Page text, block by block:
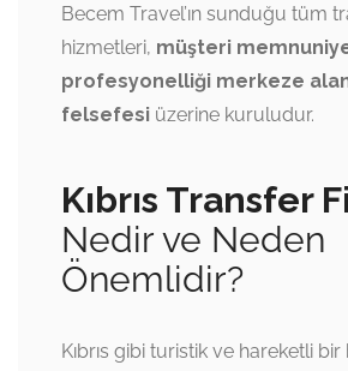
Becem Travel’ın sunduğu tüm
hizmetleri, müşteri
profesyonelliği merkeze
felsefesi üzerine kuruludur.
Kıbrıs Transfer
Nedir ve Neden
Önemlidir?
Kıbrıs gibi turistik ve hareketli